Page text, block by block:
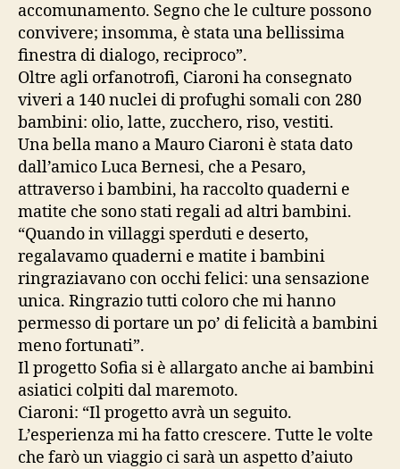
accomunamento. Segno che le culture possono
convivere; insomma, è stata una bellissima
finestra di dialogo, reciproco”.
Oltre agli orfanotrofi, Ciaroni ha consegnato
viveri a 140 nuclei di profughi somali con 280
bambini: olio, latte, zucchero, riso, vestiti.
Una bella mano a Mauro Ciaroni è stata dato
dall’amico Luca Bernesi, che a Pesaro,
attraverso i bambini, ha raccolto quaderni e
matite che sono stati regali ad altri bambini.
“Quando in villaggi sperduti e deserto,
regalavamo quaderni e matite i bambini
ringraziavano con occhi felici: una sensazione
unica. Ringrazio tutti coloro che mi hanno
permesso di portare un po’ di felicità a bambini
meno fortunati”.
Il progetto Sofia si è allargato anche ai bambini
asiatici colpiti dal maremoto.
Ciaroni: “Il progetto avrà un seguito.
L’esperienza mi ha fatto crescere. Tutte le volte
che farò un viaggio ci sarà un aspetto d’aiuto